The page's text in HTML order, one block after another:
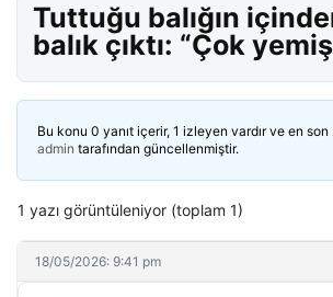
Tuttuğu balığın
balık çıktı: “Çok
Bu konu 0 yanıt içerir, 1 izleyen vardır ve en son
admin tarafından güncellenmiştir.
1 yazı görüntüleniyor (toplam 1)
18/05/2026: 9:41 pm